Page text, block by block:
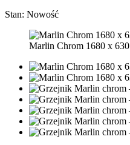
Stan: Nowość
Marlin Chrom 1680 x 630